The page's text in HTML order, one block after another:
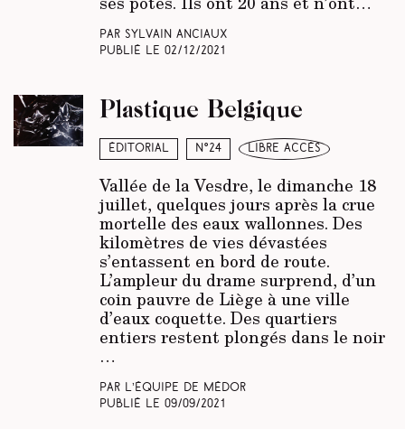
Par Sylvain Anciaux
Publié le 02/12/2021
Éditorial N°24 libre accès
Plastique Belgique
Vallée de la Vesdre, le dimanche 18
juillet, quelques jours après la crue
mortelle des eaux wallonnes. Des
kilomètres de vies dévastées
s’entassent en bord de route.
L’ampleur du drame surprend, d’un
coin pauvre de Liège à une ville
d’eaux coquette. Des quartiers
entiers restent plongés dans le noir
…
Par L’équipe de Médor
Publié le 09/09/2021